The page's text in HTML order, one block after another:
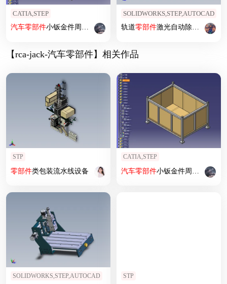
CATIA,STEP
汽车零部件小钣金件周转箱
SOLIDWORKS,STEP,AUTOCAD
轨道零部件激光自动除胶系统设计
【rca-jack-汽车零部件】相关作品
STP
零部件类包装流水线设备
CATIA,STEP
汽车零部件小钣金件周转箱
SOLIDWORKS,STEP,AUTOCAD STP